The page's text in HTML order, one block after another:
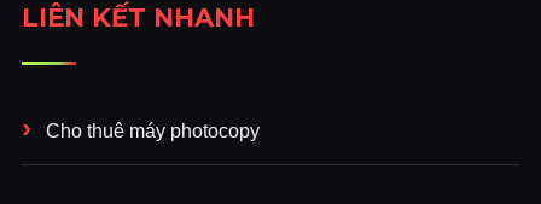
LIÊN KẾT NHANH
Cho thuê máy photocopy